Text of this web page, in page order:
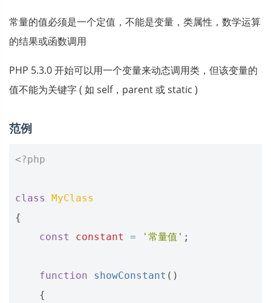
常量的值必须是一个定值，不能是变量，类属性，数学运算
的结果或函数调用
PHP 5.3.0 开始可以用一个变量来动态调用类，但该变量的
值不能为关键字 ( 如 self，parent 或 static )
范例
<?php
class
MyClass
{
const
constant = '常量值' ;
function showConstant ()
{